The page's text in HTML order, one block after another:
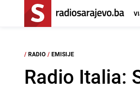
/ RADIO / EMISIJE
Radio Italia: